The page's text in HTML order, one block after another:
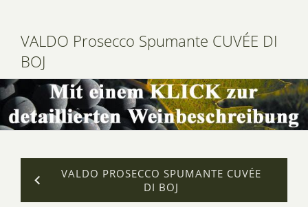
VALDO Prosecco Spumante CUVÉE DI
BOJ
VALDO PROSECCO SPUMANTE CUVÉE
DI BOJ